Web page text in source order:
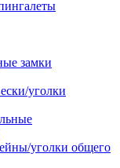
замки
уголки
уголки общего